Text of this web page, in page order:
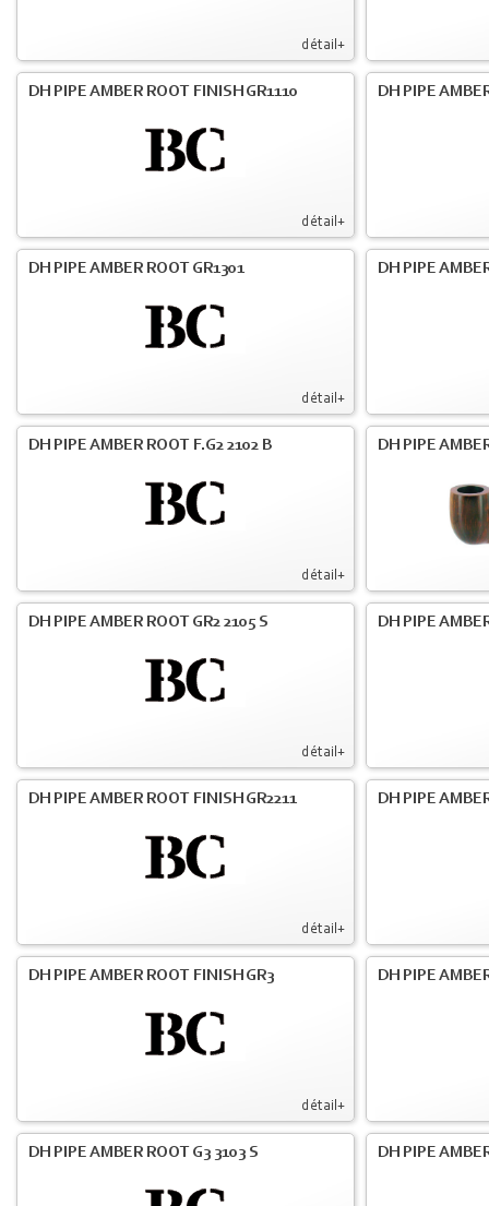
détail+
détail+
DH PIPE AMBER ROOT FINISH GR1110 DH PIPE
détail+
DH PIPE AMBER ROOT GR1301 DH PIPE
détail+
DH PIPE AMBER ROOT F.G2 2102 B DH PIPE
détail+
DH PIPE AMBER ROOT GR2 2105 S DH PIPE
détail+
DH PIPE AMBER ROOT FINISH GR2211 DH PIPE
détail+
DH PIPE AMBER ROOT FINISH GR3 DH PIPE
DH PIPE AMBER ROOT G3 3103 S DH PIPE